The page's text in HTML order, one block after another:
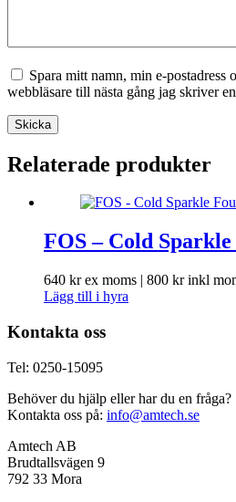
Spara mitt namn, min e-postadress
webbläsare till nästa gång jag skriver
Skicka
Relaterade produkter
FOS – Cold
640 krex moms | 800 krinkl
Lägg till i hyra
Kontakta oss
Tel: 0250-15095
Behöver du hjälp eller har du en fråga?
Kontakta oss på: info@amtech.se
Amtech AB
Brudtallsvägen 9
792 33 Mora